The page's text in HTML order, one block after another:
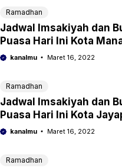
Ramadhan
Jadwal Imsakiyah dan
Puasa Hari Ini Kota
Ramadhan 2022/1443
kanalmu Maret 16, 2022
Ramadhan
Jadwal Imsakiyah dan
Puasa Hari Ini Kota
Ramadhan 2022/1443
kanalmu Maret 16, 2022
Ramadhan